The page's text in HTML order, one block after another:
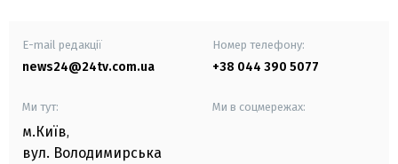
E-mail редакції
news24@24tv.com.ua
Номер телефону:
+38 044 390 5077
Ми тут:
м.Київ,
вул. Володимирська
Ми в соцмережах: